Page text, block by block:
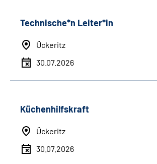
Technische*n Leiter*in
Ückeritz
30.07.2026
Küchenhilfskraft
Ückeritz
30.07.2026